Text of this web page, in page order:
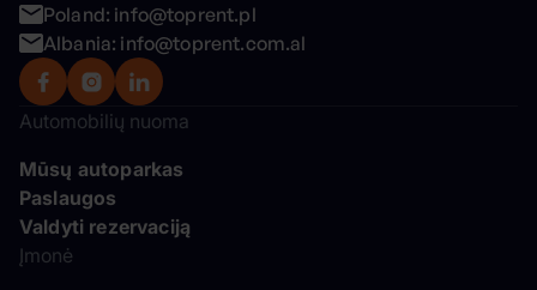
Poland: info@toprent.pl
Albania: info@toprent.com.al
Automobilių nuoma
Mūsų autoparkas
Paslaugos
Valdyti rezervaciją
Įmonė